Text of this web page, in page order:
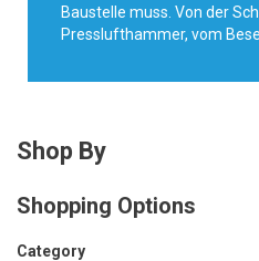
Baustelle muss. Von der
Presslufthammer, vom
Shop By
Shopping Options
Category